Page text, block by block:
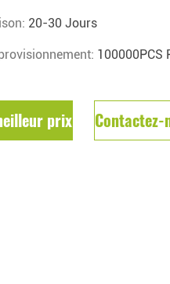
20-30 Jours
100000PCS
prix